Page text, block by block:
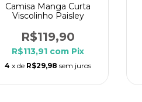
Camisa Manga Curta
Viscolinho Paisley
R$119,90
R$113,91 com Pix
4 x de R$29,98 sem juros